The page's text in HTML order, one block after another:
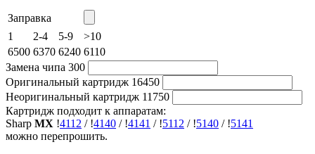
Заправка
1
2-4 5-9
>10
6500 6370 6240 6110
Замена чипа 300
Оригинальный картридж 16450
Неоригинальный картридж 11750
Картридж подходит к аппаратам:
Sharp MX !4112 / !4140 / !4141 / !5112 / !5140 / !5141
можно перепрошить.